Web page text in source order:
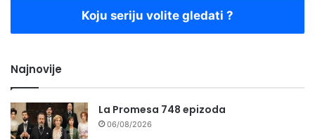
Koju seriju volite gledati ?
Najnovije
La Promesa 748 epizoda
06/08/2026